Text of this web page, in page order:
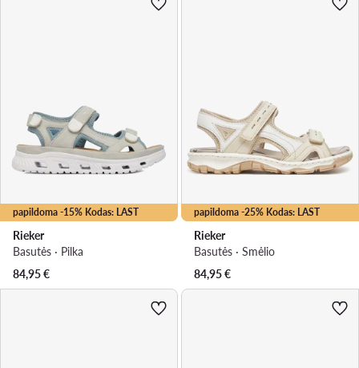
papildoma -15% Kodas: LAST
Rieker
Basutės · Pilka
84,95€
papildoma -25% Kodas: LAST
Rieker
Basutės · Smėlio
84,95€